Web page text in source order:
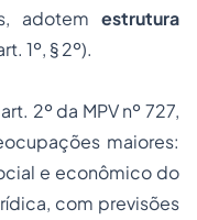
adotem estrutura
1º, § 2º).
2º da MPV nº 727,
maiores:
e econômico do
com previsões